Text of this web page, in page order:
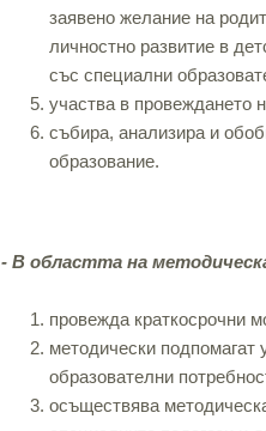
заявено желание на
личностно развитие в
със специални
участва в провеждането
събира, анализира и
образование.
- В областта на
провежда краткосрочни
методически подпомагат
образователни
осъществява